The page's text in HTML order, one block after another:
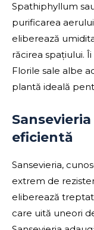
Spathiphyllum
purificarea
eliberează
răcirea spațiului.
Florile sale albe
plantă ideală
eficientă
Sansevieria,
extrem de
eliberează
care uită uneori